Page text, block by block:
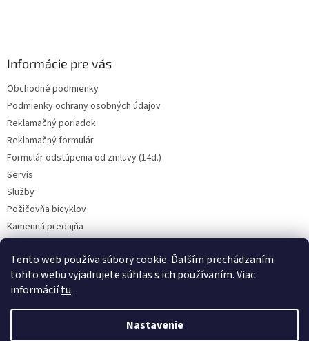
Tento web používa súbory cookie. Ďalším prechádzaním
tohto webu vyjadrujete súhlas s ich používaním. Viac
informáciítu.
Nastavenie
Skutočný farebný odtieň bicykla nemusí presne zodpovedať farebnému
Informácie pre vás
Obchodné podmienky
Podmienky ochrany osobných údajov
Reklamačný poriadok
Reklamačný formulár
Formulár odstúpenia od zmluvy (14d.)
Servis
Služby
Požičovňa bicyklov
Kamenná predajňa